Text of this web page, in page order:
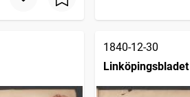
1840-12-30
Linköpingsbladet